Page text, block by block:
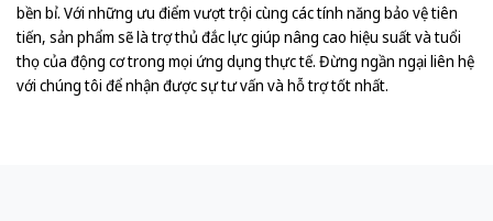
bền bỉ. Với những ưu điểm vượt trội cùng các tính năng bảo vệ tiên
tiến, sản phẩm sẽ là trợ thủ đắc lực giúp nâng cao hiệu suất và tuổi
thọ của động cơ trong mọi ứng dụng thực tế. Đừng ngần ngại liên hệ
với chúng tôi để nhận được sự tư vấn và hỗ trợ tốt nhất.